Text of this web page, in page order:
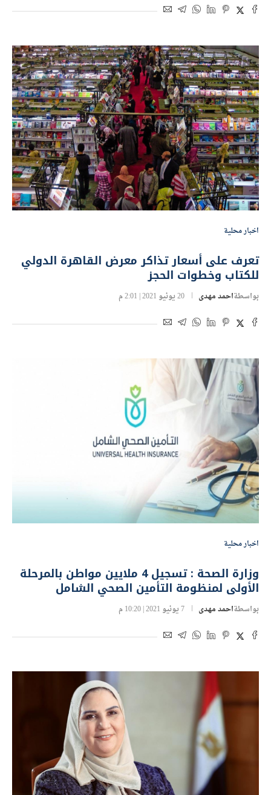
اخبار محلية
تعرف على أسعار تذاكر معرض القاهرة الدولي
للكتاب وخطوات الحجز
بواسطةاحمد مهدى 20 يونيو 2021 | 2:01 م
اخبار محلية
وزارة الصحة : تسجيل 4 ملايين مواطن بالمرحلة
الأولى لمنظومة التأمين الصحي الشامل
بواسطةاحمد مهدى 7 يونيو 2021 | 10:20 م